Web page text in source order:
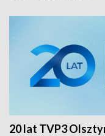
20 lat TVP3